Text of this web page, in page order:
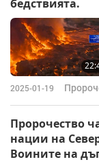
бедствията.
2025-01-19
Пророчество
нации на
Воините на